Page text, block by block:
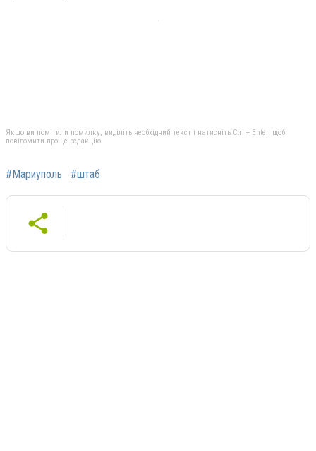
Якщо ви помітили помилку, виділіть необхідний текст і натисніть Ctrl + Enter, щоб
повідомити про це редакцію
#Мариуполь #штаб